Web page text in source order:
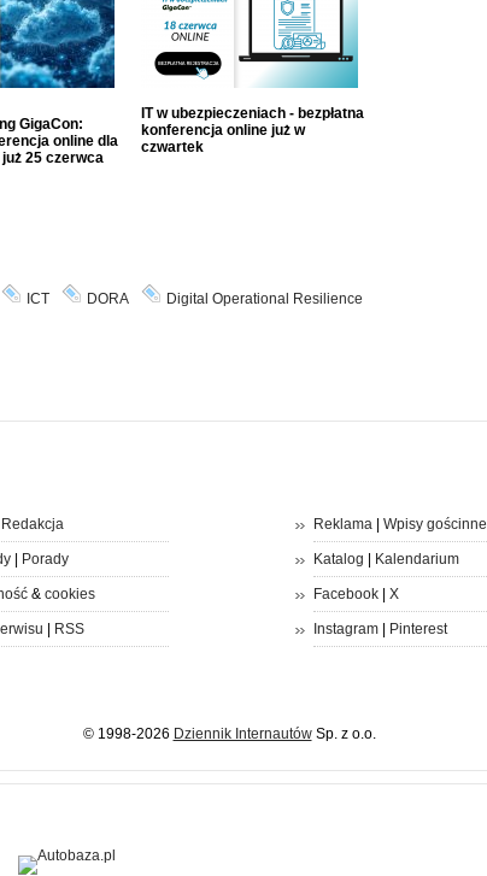
GigaCon:
online dla
25 czerwca
IT w ubezpieczeniach - bezpłatna
konferencja online już w
czwartek
ICT DORA
Digital Operational Resilience
Redakcja
| Porady
& cookies
RSS
Reklama| Wpisy gościnne
Katalog Kalendarium
Facebook| X
Instagram| Pinterest
© 1998-2026 Dziennik InternautówSp. z o.o.